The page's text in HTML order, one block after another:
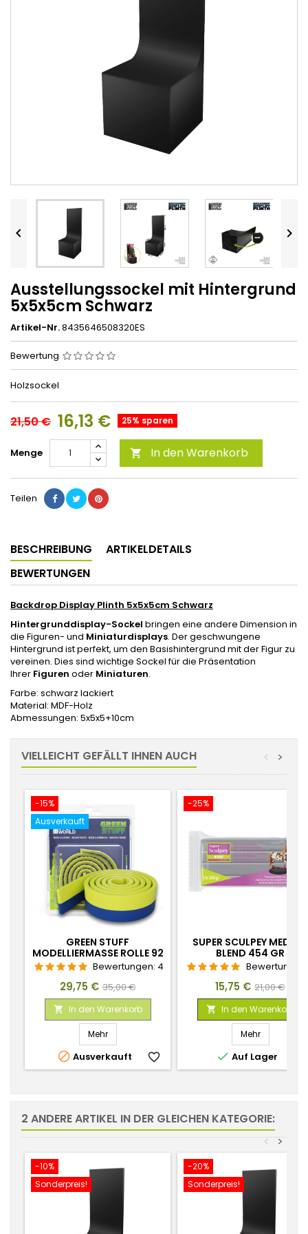
 
Ausstellungssockel mit Hintergrund
5x5x5cm Schwarz
Artikel-Nr.8435646508320ES
Bewertung
Holzsockel
21,50 € 16,13 € 25% sparen
Menge  In den Warenkorb
Teilen
BESCHREIBUNG
ARTIKELDETAILS
BEWERTUNGEN
Backdrop Display Plinth 5x5x5cm Schwarz
Hintergrunddisplay-Sockel bringen eine andere Dimension in
die Figuren- und Miniaturdisplays. Der geschwungene
Hintergrund ist perfekt, um den Basishintergrund mit der Figur zu
vereinen. Dies sind wichtige Sockel für die Präsentation
Ihrer Figuren oder Miniaturen.
Farbe: schwarz lackiert
Material: MDF-Holz
Abmessungen: 5x5x5+10cm
VIELLEICHT GEFÄLLT IHNEN AUCH >
<
-15%
Ausverkauft
GREEN STUFF
MODELLIERMASSE ROLLE 92
CM
Bewertungen: 4
Preis
29,75 € Verkaufspreis
35,00 €
 In den Warenkorb
Mehr
 Ausverkauft favorite_border
-25%
SUPER SCULPEY MEDIUM
BLEND 454 GR
Preis
15,75 € 21,00 €
 In den Warenkorb
Mehr
 Auf Lager
2 ANDERE ARTIKEL IN DER GLEICHEN KATEGORIE:
>
<
-10%
Sonderpreis!
-20%
Sonderpreis!